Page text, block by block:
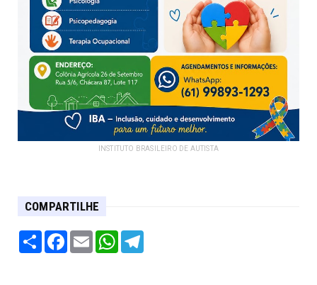
INSTITUTO BRASILEIRO DE AUTISTA
COMPARTILHE
Share Facebook
Email WhatsApp